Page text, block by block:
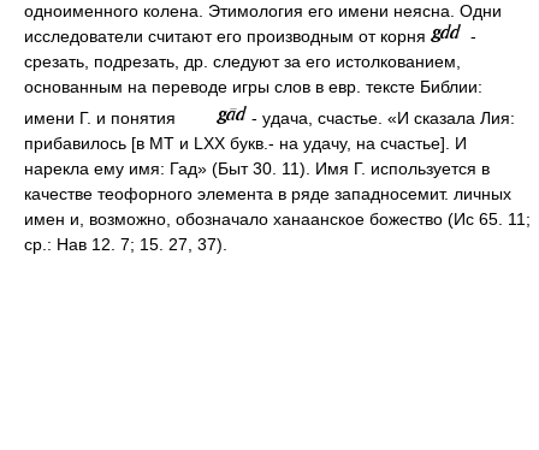
одноименного колена. Этимология его имени неясна. Одни
исследователи считают его производным от корня
-
срезать, подрезать, др. следуют за его истолкованием,
основанным на переводе игры слов в евр. тексте Библии:
имени Г. и понятия
- удача, счастье. «И сказала Лия:
прибавилось [в МТ и LXX букв.- на удачу, на счастье]. И
нарекла ему имя: Гад» (Быт 30. 11). Имя Г. используется в
качестве теофорного элемента в ряде западносемит. личных
имен и, возможно, обозначало ханаанское божество (Ис 65. 11;
ср.: Нав 12. 7; 15. 27, 37).